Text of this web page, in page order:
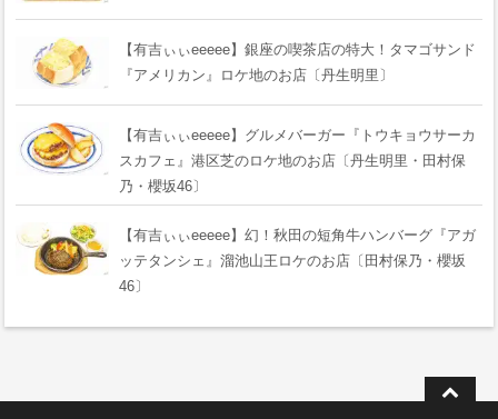
【有吉ぃぃeeeee】銀座の喫茶店の特大！タマゴサンド
『アメリカン』ロケ地のお店〔丹生明里〕
【有吉ぃぃeeeee】グルメバーガー『トウキョウサーカ
スカフェ』港区芝のロケ地のお店〔丹生明里・田村保
乃・櫻坂46〕
【有吉ぃぃeeeee】幻！秋田の短角牛ハンバーグ『アガ
ッテタンシェ』溜池山王ロケのお店〔田村保乃・櫻坂
46〕